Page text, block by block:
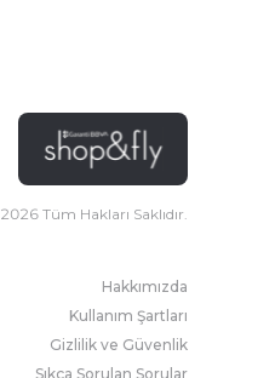
2026 Tüm Hakları Saklıdır.
Hakkımızda
Kullanım Şartları
Gizlilik ve Güvenlik
Sıkça Sorulan Sorular